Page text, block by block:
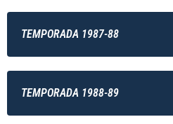
TEMPORADA 1987-88
TEMPORADA 1988-89